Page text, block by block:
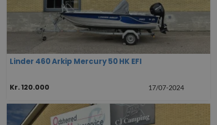
Linder 460 Arkip Mercury 50 HK EFI
Kr. 120.000 17/07-2024